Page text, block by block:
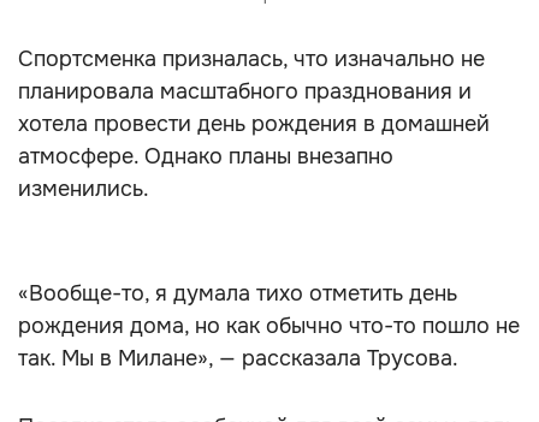
Спортсменка призналась, что изначально не
планировала масштабного празднования и
хотела провести день рождения в домашней
атмосфере. Однако планы внезапно
изменились.
«Вообще-то, я думала тихо отметить день
рождения дома, но как обычно что-то пошло не
так. Мы в Милане», — рассказала Трусова.